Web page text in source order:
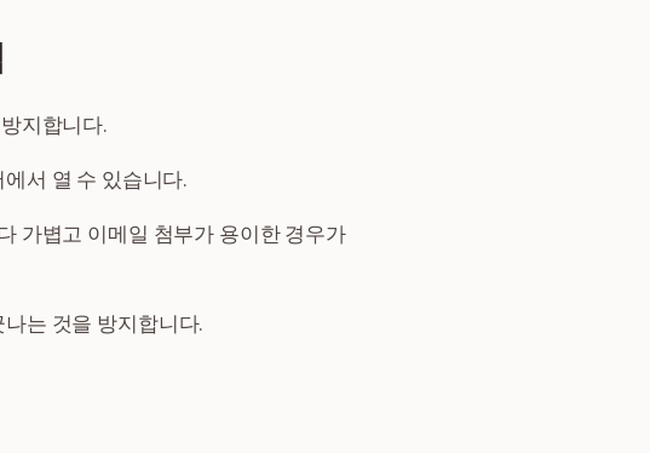
지합니다.
서 열 수 있습니다.
가볍고 이메일 첨부가 용이한 경우가
는 것을 방지합니다.